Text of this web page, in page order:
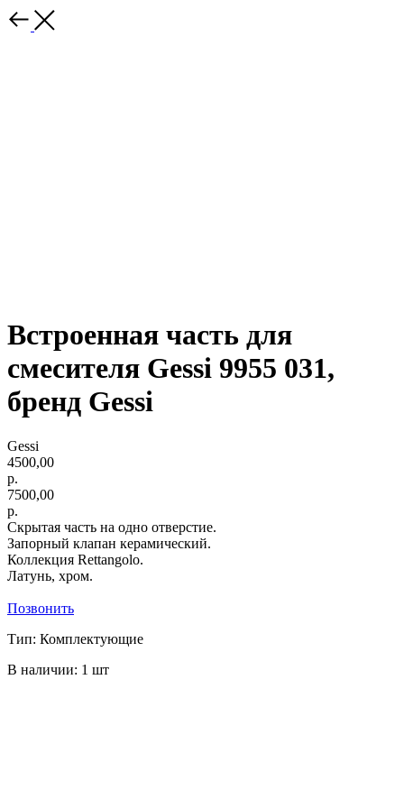
Встроенная часть для
смесителя Gessi 9955 031,
бренд Gessi
Gessi
4500,00
р.
7500,00
р.
Скрытая часть на одно отверстие.
Запорный клапан керамический.
Коллекция Rettangolo.
Латунь, хром.
Позвонить
Тип: Комплектующие
В наличии: 1 шт